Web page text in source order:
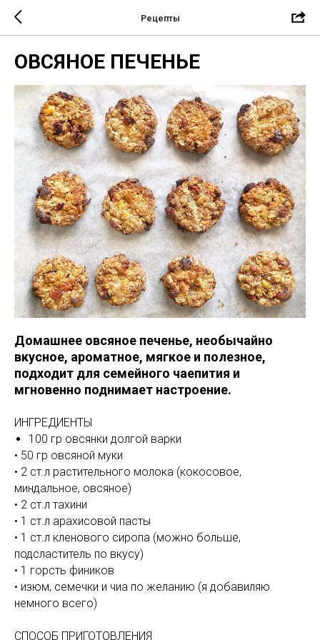
Рецепты
ОВСЯНОЕ ПЕЧЕНЬЕ
Домашнее овсяное печенье, необычайно
вкусное, ароматное, мягкое и полезное,
подходит для семейного чаепития и
мгновенно поднимает настроение.
ИНГРЕДИЕНТЫ
100 гр овсянки долгой варки
• 50 гр овсяной муки
• 2 ст.л растительного молока (кокосовое,
миндальное, овсяное)
• 2 ст.л тахини
• 1 ст.л арахисовой пасты
• 1 ст.л кленового сиропа (можно больше,
подсластитель по вкусу)
• 1 горсть фиников
• изюм, семечки и чиа по желанию (я добавиляю
немного всего)
СПОСОБ ПРИГОТОВЛЕНИЯ